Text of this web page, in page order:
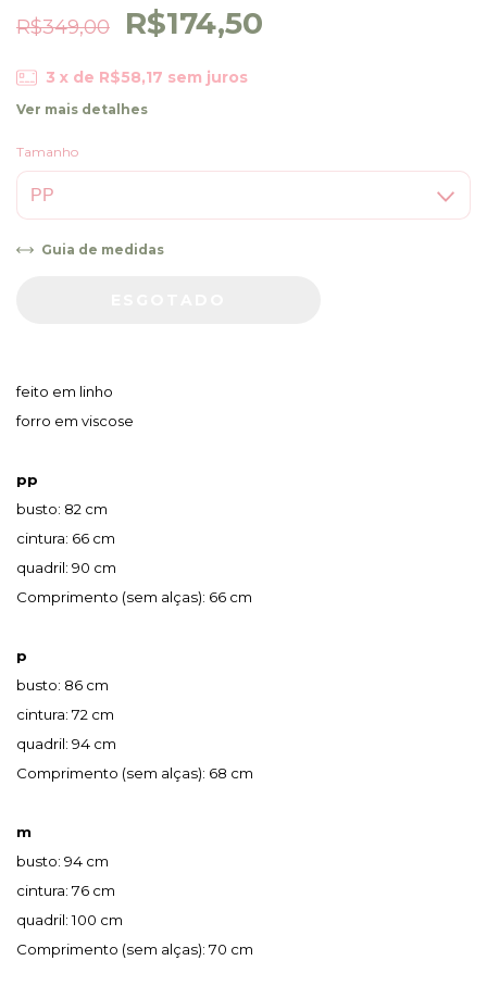
R$349,00 R$174,50
3 x de R$58,17 sem juros
Ver mais detalhes
Tamanho
Guia de medidas
feito em linho
forro em viscose
pp
busto: 82 cm
cintura: 66 cm
quadril: 90 cm
Comprimento (sem alças): 66 cm
p
busto: 86 cm
cintura: 72 cm
quadril: 94 cm
Comprimento (sem alças): 68 cm
m
busto: 94 cm
cintura: 76 cm
quadril: 100 cm
Comprimento (sem alças): 70 cm